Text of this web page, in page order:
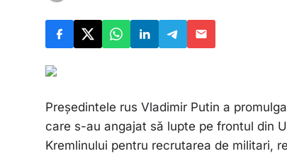
Preşedintele rus Vladimir Putin a
care s-au angajat să lupte pe frontul din
Kremlinului pentru recrutarea de militari,